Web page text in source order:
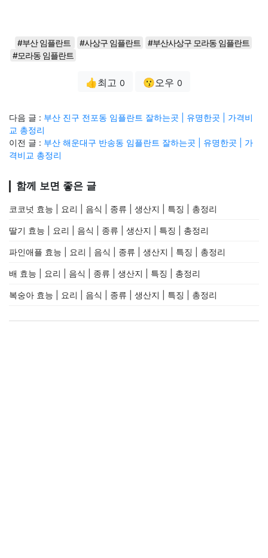
#부산 임플란트 #사상구 임플란트
#부산사상구 모라동 임플란트
#모라동 임플란트
👍최고 0 😗오우 0
다음 글 : 부산 진구 전포동 임플란트 잘하는곳 | 유명한곳 | 가격비
교 총정리
이전 글 : 부산 해운대구 반송동 임플란트 잘하는곳 | 유명한곳 | 가
격비교 총정리
함께 보면 좋은 글
코코넛 효능 | 요리 | 음식 | 종류 | 생산지 | 특징 | 총정리
딸기 효능 | 요리 | 음식 | 종류 | 생산지 | 특징 | 총정리
파인애플 효능 | 요리 | 음식 | 종류 | 생산지 | 특징 | 총정리
배 효능 | 요리 | 음식 | 종류 | 생산지 | 특징 | 총정리
복숭아 효능 | 요리 | 음식 | 종류 | 생산지 | 특징 | 총정리